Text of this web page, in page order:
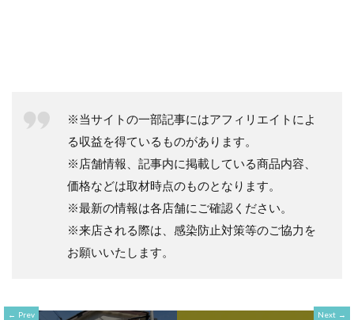
※当サイトの一部記事にはアフィリエイトによ
る収益を得ているものがあります。
※店舗情報、記事内に掲載している商品内容、
価格などは取材時点のものとなります。
※最新の情報は各店舗にご確認ください。
※来店される際は、感染防止対策等のご協力を
お願いいたします。
Prev Next